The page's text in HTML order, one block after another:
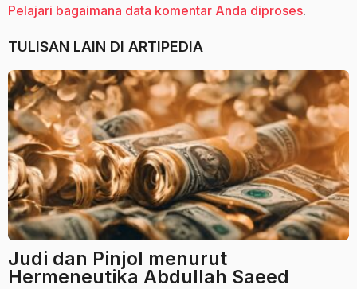
Pelajari bagaimana data komentar Anda diproses.
TULISAN LAIN DI ARTIPEDIA
Judi dan Pinjol menurut
Hermeneutika Abdullah Saeed